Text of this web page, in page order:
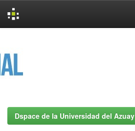
Dspace de la Universidad del Azuay